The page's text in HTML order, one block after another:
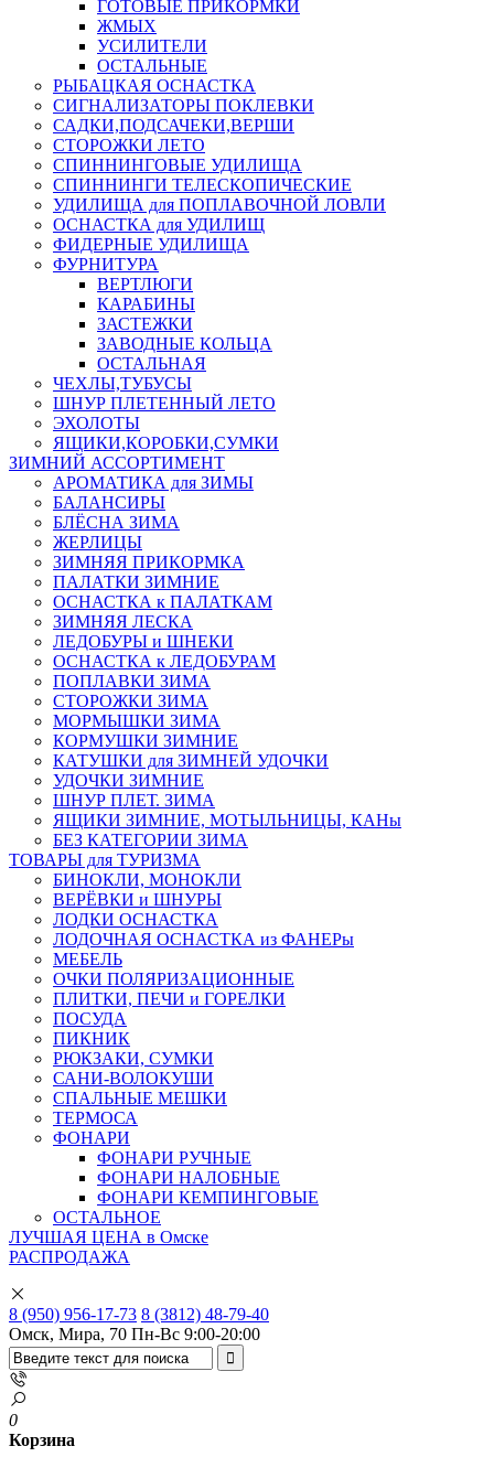
ГОТОВЫЕ ПРИКОРМКИ
ЖМЫХ
УСИЛИТЕЛИ
ОСТАЛЬНЫЕ
РЫБАЦКАЯ ОСНАСТКА
СИГНАЛИЗАТОРЫ ПОКЛЕВКИ
САДКИ,ПОДСАЧЕКИ,ВЕРШИ
СТОРОЖКИ ЛЕТО
СПИННИНГОВЫЕ УДИЛИЩА
СПИННИНГИ ТЕЛЕСКОПИЧЕСКИЕ
УДИЛИЩА для ПОПЛАВОЧНОЙ ЛОВЛИ
ОСНАСТКА для УДИЛИЩ
ФИДЕРНЫЕ УДИЛИЩА
ФУРНИТУРА
ВЕРТЛЮГИ
КАРАБИНЫ
ЗАСТЕЖКИ
ЗАВОДНЫЕ КОЛЬЦА
ОСТАЛЬНАЯ
ЧЕХЛЫ,ТУБУСЫ
ШНУР ПЛЕТЕННЫЙ ЛЕТО
ЭХОЛОТЫ
ЯЩИКИ,КОРОБКИ,СУМКИ
ЗИМНИЙ АССОРТИМЕНТ
АРОМАТИКА для ЗИМЫ
БАЛАНСИРЫ
БЛЁСНА ЗИМА
ЖЕРЛИЦЫ
ЗИМНЯЯ ПРИКОРМКА
ПАЛАТКИ ЗИМНИЕ
ОСНАСТКА к ПАЛАТКАМ
ЗИМНЯЯ ЛЕСКА
ЛЕДОБУРЫ и ШНЕКИ
ОСНАСТКА к ЛЕДОБУРАМ
ПОПЛАВКИ ЗИМА
СТОРОЖКИ ЗИМА
МОРМЫШКИ ЗИМА
КОРМУШКИ ЗИМНИЕ
КАТУШКИ для ЗИМНЕЙ УДОЧКИ
УДОЧКИ ЗИМНИЕ
ШНУР ПЛЕТ. ЗИМА
ЯЩИКИ ЗИМНИЕ, МОТЫЛЬНИЦЫ, КАНы
БЕЗ КАТЕГОРИИ ЗИМА
ТОВАРЫ для ТУРИЗМА
БИНОКЛИ, МОНОКЛИ
ВЕРЁВКИ и ШНУРЫ
ЛОДКИ ОСНАСТКА
ЛОДОЧНАЯ ОСНАСТКА из ФАНЕРы
МЕБЕЛЬ
ОЧКИ ПОЛЯРИЗАЦИОННЫЕ
ПЛИТКИ, ПЕЧИ и ГОРЕЛКИ
ПОСУДА
ПИКНИК
РЮКЗАКИ, СУМКИ
САНИ-ВОЛОКУШИ
СПАЛЬНЫЕ МЕШКИ
ТЕРМОСА
ФОНАРИ
ФОНАРИ РУЧНЫЕ
ФОНАРИ НАЛОБНЫЕ
ФОНАРИ КЕМПИНГОВЫЕ
ОСТАЛЬНОЕ
ЛУЧШАЯ ЦЕНА в Омске
РАСПРОДАЖА
8 (950) 956-17-73 8 (3812) 48-79-40
Омск, Мира, 70 Пн-Вс 9:00-20:00
0
Корзина